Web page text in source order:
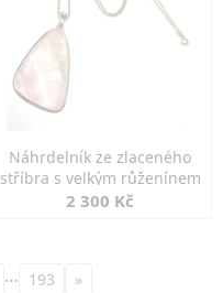
Náhrdelník ze zlaceného
stříbra s velkým růženínem
2 300 Kč
… 193 »